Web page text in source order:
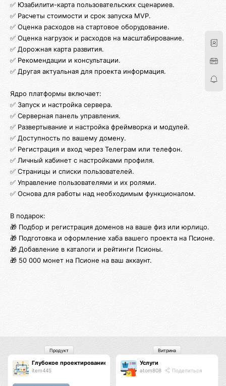
✅ Юзабилити-карта пользовательских сценариев.
✅ Расчеты стоимости и срок запуска MVP.
✅ Оценка расходов на стартовое оборудование.
✅ Оценка нагрузок и расходов на масштабирование.
✅ Дорожная карта развития.
✅ Рекомендации и консультации.
✅ Другая актуальная для проекта информация.
Ядро платформы включает:
✅ Запуск и настройка сервера.
✅ Серверная панель управления.
✅ Развертывание и настройка фреймворка и модулей.
✅ Доступность по вашему домену.
✅ Регистрация и вход через Телеграм или телефон.
✅ Личный кабинет с настройками профиля.
✅ Страницы и списки пользователей.
✅ Управление пользователями и их ролями.
✅ Основа для работы над необходимым функционалом.
В подарок:
🎁 Подбор и регистрация доменов на ваше физ или юрлицо.
🎁 Подготовка и оформление хаба вашего проекта на Псионе.
🎁 Добавление в каталоги и рейтинги Псионы.
🎁 50 000 монет на Псионе на ваш аккаунт.
Глубокое проектирование и запуск ядра платформы
item445
Продукт
Услуги
atom808 Поделиться
Витрина